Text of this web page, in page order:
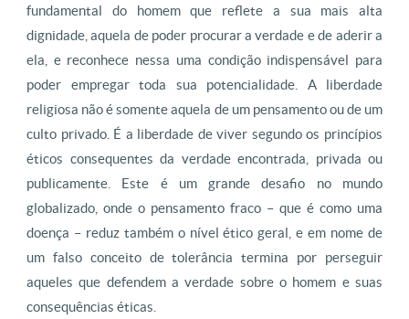
fundamental do homem que reflete a sua mais alta
dignidade, aquela de poder procurar a verdade e de aderir a
ela, e reconhece nessa uma condição indispensável para
poder empregar toda sua potencialidade. A liberdade
religiosa não é somente aquela de um pensamento ou de um
culto privado. É a liberdade de viver segundo os princípios
éticos consequentes da verdade encontrada, privada ou
publicamente. Este é um grande desafio no mundo
globalizado, onde o pensamento fraco – que é como uma
doença – reduz também o nível ético geral, e em nome de
um falso conceito de tolerância termina por perseguir
aqueles que defendem a verdade sobre o homem e suas
consequências éticas.